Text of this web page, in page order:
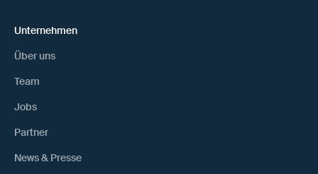
Unternehmen
Über uns
Team
Jobs
Partner
News & Presse